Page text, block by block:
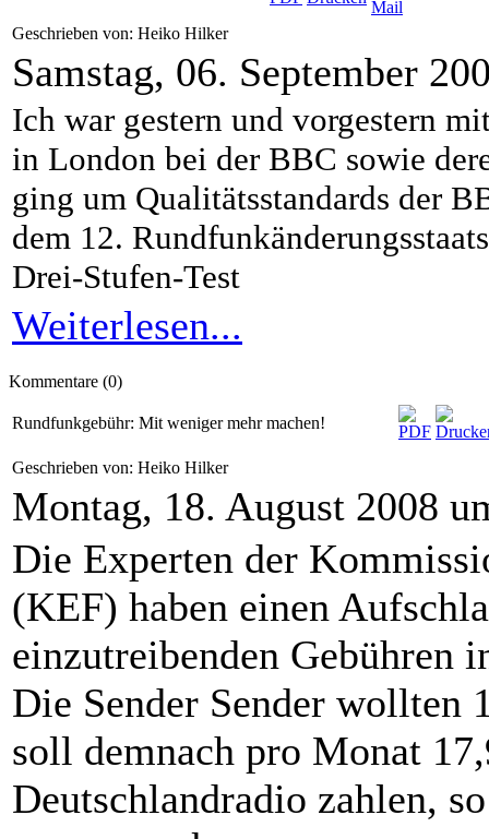
Geschrieben von: Heiko Hilker
Samstag, 06. September
Ich war gestern und vorgestern
in London bei der BBC sowie
ging um Qualitätsstandards der
dem 12.
Drei-Stufen-Test
Weiterlesen...
Kommentare (0)
Rundfunkgebühr: Mit weniger mehr machen!
Geschrieben von: Heiko Hilker
Montag, 18. August 2008
Die Experten der
(KEF) haben einen
einzutreibenden Gebühren
Die Sender Sender wollten
soll demnach pro Monat
Deutschlandradio zahlen,